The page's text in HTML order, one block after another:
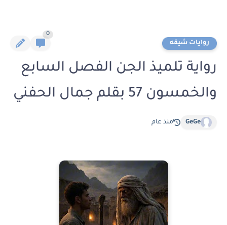
روايات شيقه
0
رواية تلميذ الجن الفصل السابع
والخمسون 57 بقلم جمال الحفني
GeGe منذ عام